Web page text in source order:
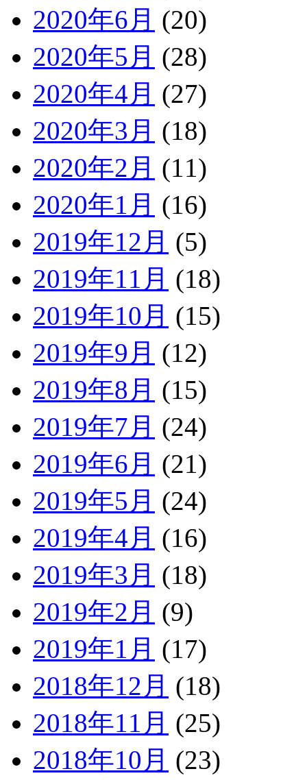
2020年6月 (20)
2020年5月 (28)
2020年4月 (27)
2020年3月 (18)
2020年2月 (11)
2020年1月 (16)
2019年12月 (5)
2019年11月 (18)
2019年10月 (15)
2019年9月 (12)
2019年8月 (15)
2019年7月 (24)
2019年6月 (21)
2019年5月 (24)
2019年4月 (16)
2019年3月 (18)
2019年2月 (9)
2019年1月 (17)
2018年12月 (18)
2018年11月 (25)
2018年10月 (23)